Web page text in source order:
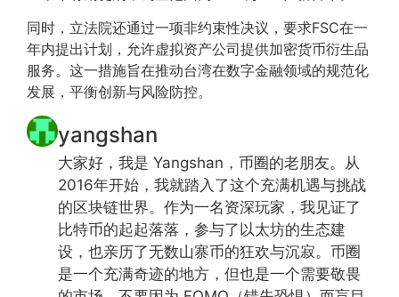
同时，立法院还通过一项非约束性决议，要求FSC在一
年内提出计划，允许虚拟资产公司提供加密货币衍生品
服务。这一措施旨在推动台湾在数字金融领域的规范化
发展，平衡创新与风险防控。
yangshan
大家好，我是 Yangshan，币圈的老朋友。从
2016年开始，我就踏入了这个充满机遇与挑战
的区块链世界。作为一名资深玩家，我见证了
比特币的起起落落，参与了以太坊的生态建
设，也亲历了无数山寨币的狂欢与沉寂。币圈
是一个充满奇迹的地方，但也是一个需要敬畏